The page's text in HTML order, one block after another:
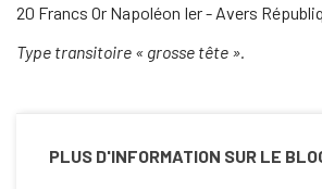
20 Francs Or Napoléon Ier - Avers
Type transitoire « grosse tête ».
PLUS D'INFORMATION SUR LE